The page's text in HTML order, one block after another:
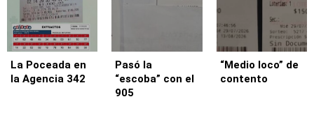
La Poceada en
la Agencia 342
Pasó la
“escoba” con el
905
“Medio loco” de
contento